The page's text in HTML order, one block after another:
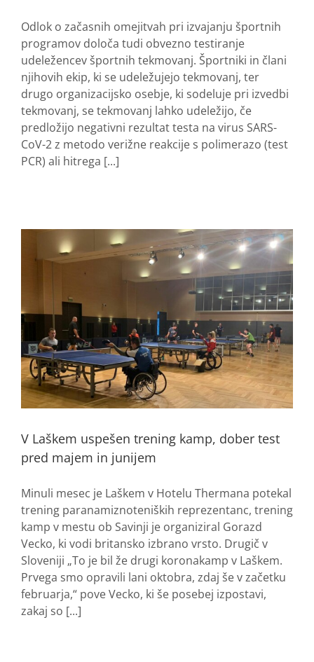
Odlok o začasnih omejitvah pri izvajanju športnih
programov določa tudi obvezno testiranje
udeležencev športnih tekmovanj. Športniki in člani
njihovih ekip, ki se udeležujejo tekmovanj, ter
drugo organizacijsko osebje, ki sodeluje pri izvedbi
tekmovanj, se tekmovanj lahko udeležijo, če
predložijo negativni rezultat testa na virus SARS-
CoV-2 z metodo verižne reakcije s polimerazo (test
PCR) ali hitrega [...]
V Laškem uspešen trening kamp, dober test
pred majem in junijem
Minuli mesec je Laškem v Hotelu Thermana potekal
trening paranamiznoteniških reprezentanc, trening
kamp v mestu ob Savinji je organiziral Gorazd
Vecko, ki vodi britansko izbrano vrsto. Drugič v
Sloveniji „To je bil že drugi koronakamp v Laškem.
Prvega smo opravili lani oktobra, zdaj še v začetku
februarja,“ pove Vecko, ki še posebej izpostavi,
zakaj so [...]